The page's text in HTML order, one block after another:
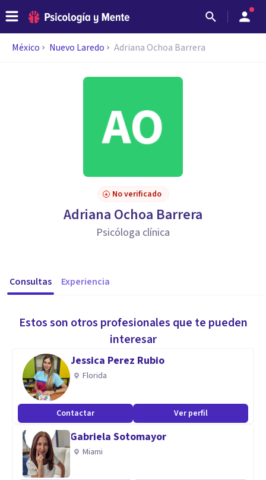
México Nuevo Laredo Adriana Ochoa Barrera
No verificado
Adriana Ochoa Barrera
Psicóloga clínica
Consultas Experiencia
Estos son otros profesionales que te pueden
interesar
Jessica Perez Rubio
Florida
Contactar Ver perfil
Gabriela Sotomayor
Miami